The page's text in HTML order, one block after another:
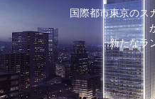
国際都市東京のス
新たなラ